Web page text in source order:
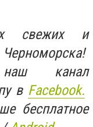
свежих и
наш канал
в Facebook.
бесплатное